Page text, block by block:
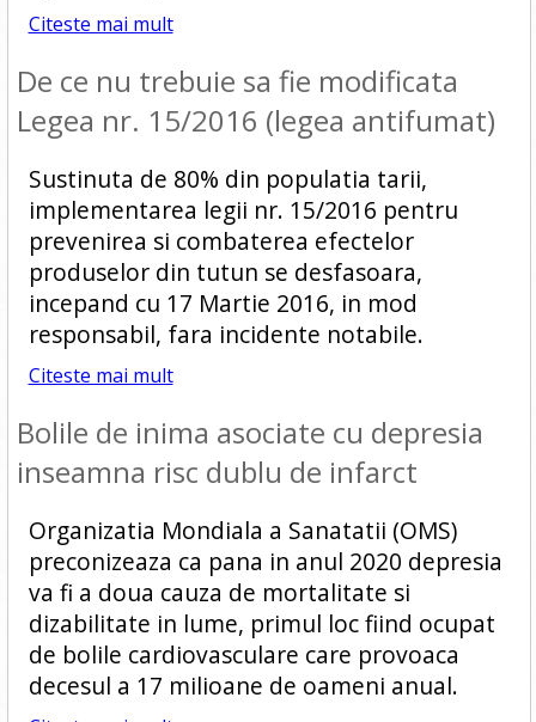
Citeste mai mult
De ce nu trebuie sa fie modificata
Legea nr. 15/2016 (legea antifumat)
Sustinuta de 80% din populatia tarii,
implementarea legii nr. 15/2016 pentru
prevenirea si combaterea efectelor
produselor din tutun se desfasoara,
incepand cu 17 Martie 2016, in mod
responsabil, fara incidente notabile.
Citeste mai mult
Bolile de inima asociate cu depresia
inseamna risc dublu de infarct
Organizatia Mondiala a Sanatatii (OMS)
preconizeaza ca pana in anul 2020 depresia
va fi a doua cauza de mortalitate si
dizabilitate in lume, primul loc fiind ocupat
de bolile cardiovasculare care provoaca
decesul a 17 milioane de oameni anual.